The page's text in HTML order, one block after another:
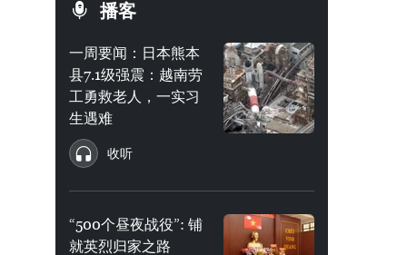
播客
一周要闻：日本熊本
县7.1级强震：越南劳
工勇救老人，一实习
生遇难
收听
“500个昼夜战役”: 铺
就英烈归家之路